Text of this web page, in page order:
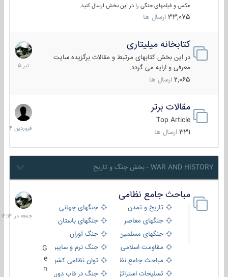
عکس و فیلمهای جنگی را در این بخش ارسال کنید.
33,075 ارسال ها
کتابخانه میلیتاری
در این بخش کتابهای مرتبط و مقالات برگزیده سایت
معرفی و ارایه می گردد.
2,065 ارسال ها
16
تیر
1405
مقالات برتر
Top Article
331 ارسال ها
29
فروردین
1404
WAR AND HISTORY - بخش جنگ و تاریخ
مباحث جامع نظامی
تاریخ و تمدن
جنگهای جهانی
جنگهای معاصر
جنگهای باستان
جنگهای مسلمین
جنگ آوران
مقاومت اسلامی
جنگ نرم و سایبری
مباحث جامع نظامی
توان نظامی کشورها
تسلیحات استراتژیک
جنگ در قاب دوربین
جمعه
در
12:13